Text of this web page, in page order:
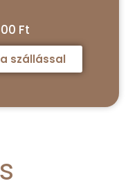
Ft
szállással